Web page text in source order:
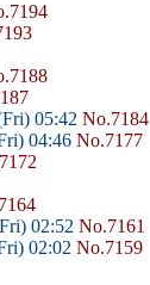
05:42 No.7184
04:46 No.7177
02:52 No.7161
02:02 No.7159